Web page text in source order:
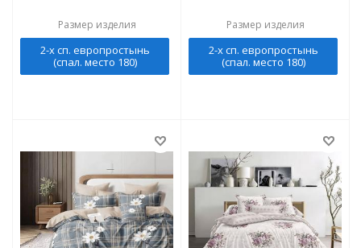
Размер изделия
2-х сп. европростынь
(спал. место 180)
Размер изделия
2-х сп. европростынь
(спал. место 180)